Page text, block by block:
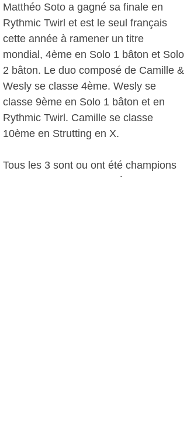
Matthéo Soto a gagné sa finale en
Rythmic Twirl et est le seul français
cette année à ramener un titre
mondial, 4ème en Solo 1 bâton et Solo
2 bâton. Le duo composé de Camille &
Wesly se classe 4ème. Wesly se
classe 9ème en Solo 1 bâton et en
Rythmic Twirl. Camille se classe
10ème en Strutting en X.
Tous les 3 sont ou ont été champions